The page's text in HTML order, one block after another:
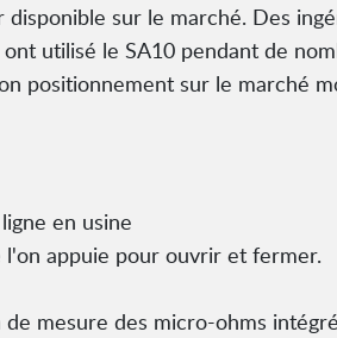
disponible sur le marché. Des
utilisé le SA10 pendant de
positionnement sur le marché
en usine
appuie pour ouvrir et fermer.
mesure des micro-ohms